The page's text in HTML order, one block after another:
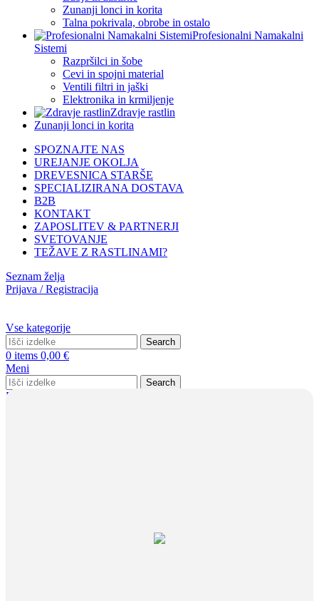
Zunanji lonci in korita
Talna pokrivala, obrobe in ostalo
Profesionalni Namakalni
Sistemi
Razpršilci in šobe
Cevi in spojni material
Ventili filtri in jaški
Elektronika in krmiljenje
Zdravje rastlin
Zunanji lonci in korita
SPOZNAJTE NAS
UREJANJE OKOLJA
DREVESNICA STARŠE
SPECIALIZIRANA DOSTAVA
B2B
KONTAKT
ZAPOSLITEV & PARTNERJI
SVETOVANJE
TEŽAVE Z RASTLINAMI?
Seznam želja
Prijava / Registracija
Vse kategorije
Search
0 items 0,00 €
Meni
Search
Prijava / Registracija